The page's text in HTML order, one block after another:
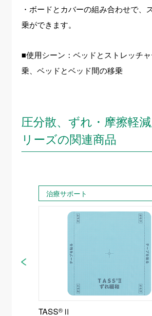
・ボードとカバーの組み合わせで、
乗ができます。
■使用シーン：ベッドとストレッチ
乗、ベッドとベッド間の移乗
圧分散、ずれ・摩擦軽
リーズの関連商品
治療サポート
TASS®Ⅱ